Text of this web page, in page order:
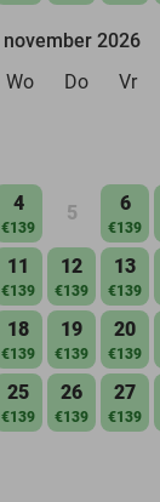
november 2026
Wo Do Vr
4
€139
5 6
€139
11
€139
12
€139
13
€139
18
€139
19
€139
20
€139
25
€139
26
€139
27
€139